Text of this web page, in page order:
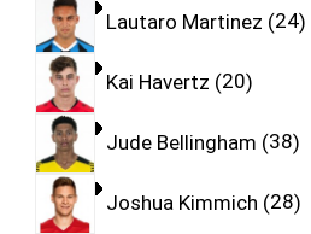
Lautaro Martinez 24
Kai Havertz 20
Jude Bellingham 38
Joshua Kimmich 28